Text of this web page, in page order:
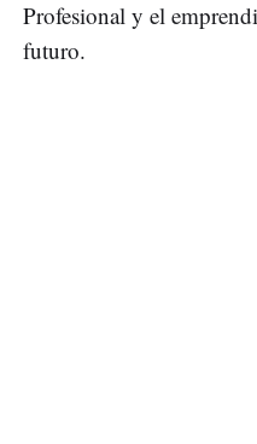
Profesional y el
futuro.